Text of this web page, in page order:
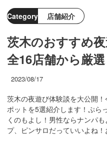
Category 店舗紹介
茨木のおすすめ
全16店舗から厳選
2023/08/17
茨木の夜遊び体験談を大公開
ポットを5選紹介します！ぷら
くのもよし！男性ならナンパ
プ、ピンサロだっていいよね